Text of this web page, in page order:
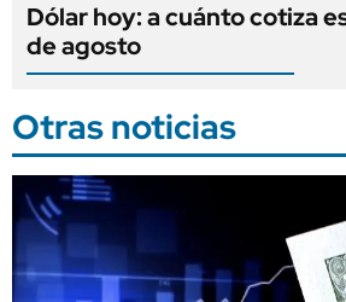
Dólar hoy: a cuánto cotiza
de agosto
Otras noticias